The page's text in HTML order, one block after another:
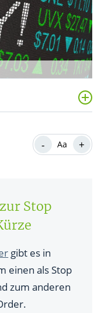
Stop Limit
gültig?
- Aa +
Stop
gibt es in
einen als Stop
zum anderen